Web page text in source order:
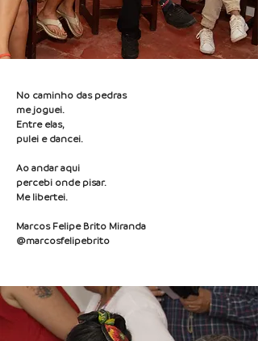
No caminho das pedras
me joguei.
Entre elas,
pulei e dancei.
Ao andar aqui
percebi onde pisar.
Me libertei.
Marcos Felipe Brito Miranda
@marcosfelipebrito